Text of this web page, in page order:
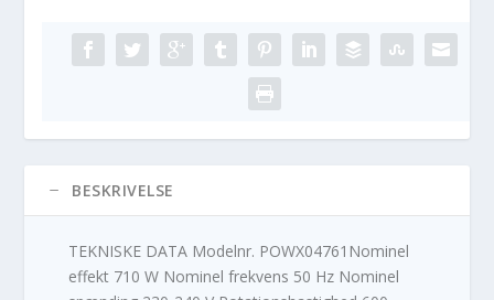
BESKRIVELSE
TEKNISKE DATA Modelnr. POWX04761Nominel
effekt 710 W Nominel frekvens 50 Hz Nominel